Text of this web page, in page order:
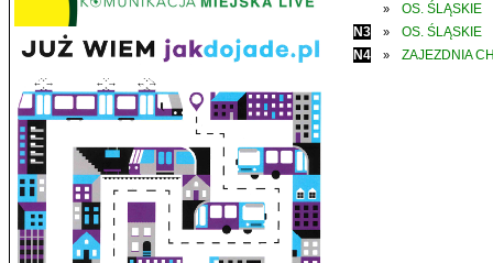
»
OS. ŚLĄSKIE
N3
»
OS. ŚLĄSKIE
N4
» ZAJEZDNIA